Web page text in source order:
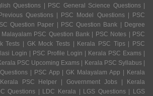
Questions | PSC General Science Questions |
Questions | PSC Model Questions | PSC
Question Paper | PSC Question Bank | Degree
PSC Question Bank | PSC Notes | PSC
Tests | GK Mock Tests | Kerala PSC Tips | PSC
Login | PSC Profile Login | Kerala PSC Exams |
PSC Upcoming Exams | Kerala PSC Syllabus |
| PSC App | GK Malayalam App | Kerala
PSC Helper | Government Jobs | Kerala
Questions | LDC Kerala | LGS Questions | LGS